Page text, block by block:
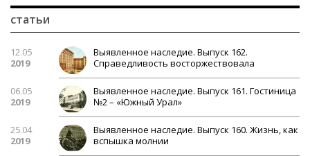
статьи
12.05
2019
Выявленное наследие. Выпуск 162.
Справедливость восторжествовала
06.05
2019
Выявленное наследие. Выпуск 161. Гостиница
№2 – «Южный Урал»
25.04
2019
Выявленное наследие. Выпуск 160. Жизнь, как
вспышка молнии